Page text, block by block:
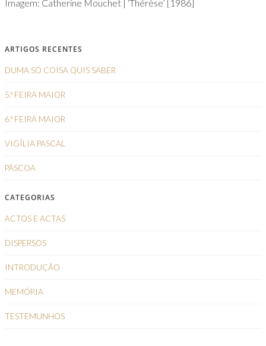
Imagem: Catherine Mouchet | ‘Thérèse’ [1986]
ARTIGOS RECENTES
DUMA SÓ COISA QUIS SABER
5.ª FEIRA MAIOR
6.ª FEIRA MAIOR
VIGÍLIA PASCAL
PÁSCOA
CATEGORIAS
ACTOS E ACTAS
DISPERSOS
INTRODUÇÃO
MEMÓRIA
TESTEMUNHOS